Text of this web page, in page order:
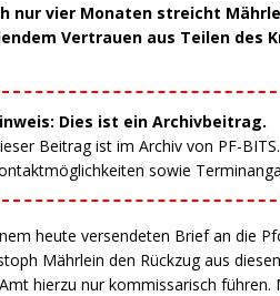
nur vier Monaten streicht
Vertrauen aus Teilen des
Dies ist ein Archivbeitrag.
Beitrag ist im Archiv von PF-
sowie
heute versendeten Brief an die
Mährlein den Rückzug aus
hierzu nur kommissarisch